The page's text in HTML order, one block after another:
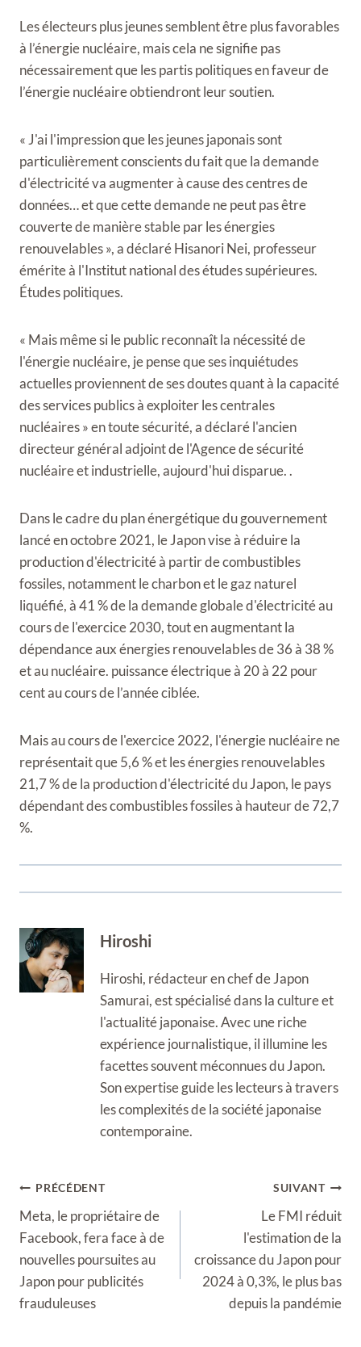
Les électeurs plus jeunes semblent être plus favorables
à l’énergie nucléaire, mais cela ne signifie pas
nécessairement que les partis politiques en faveur de
l’énergie nucléaire obtiendront leur soutien.
« J'ai l'impression que les jeunes japonais sont
particulièrement conscients du fait que la demande
d'électricité va augmenter à cause des centres de
données… et que cette demande ne peut pas être
couverte de manière stable par les énergies
renouvelables », a déclaré Hisanori Nei, professeur
émérite à l'Institut national des études supérieures.
Études politiques.
« Mais même si le public reconnaît la nécessité de
l'énergie nucléaire, je pense que ses inquiétudes
actuelles proviennent de ses doutes quant à la capacité
des services publics à exploiter les centrales
nucléaires » en toute sécurité, a déclaré l'ancien
directeur général adjoint de l'Agence de sécurité
nucléaire et industrielle, aujourd'hui disparue. .
Dans le cadre du plan énergétique du gouvernement
lancé en octobre 2021, le Japon vise à réduire la
production d'électricité à partir de combustibles
fossiles, notamment le charbon et le gaz naturel
liquéfié, à 41 % de la demande globale d'électricité au
cours de l'exercice 2030, tout en augmentant la
dépendance aux énergies renouvelables de 36 à 38 %
et au nucléaire. puissance électrique à 20 à 22 pour
cent au cours de l’année ciblée.
Mais au cours de l'exercice 2022, l'énergie nucléaire ne
représentait que 5,6 % et les énergies renouvelables
21,7 % de la production d'électricité du Japon, le pays
dépendant des combustibles fossiles à hauteur de 72,7
%.
Hiroshi
Hiroshi, rédacteur en chef de Japon
Samurai, est spécialisé dans la culture et
l'actualité japonaise. Avec une riche
expérience journalistique, il illumine les
facettes souvent méconnues du Japon.
Son expertise guide les lecteurs à travers
les complexités de la société japonaise
contemporaine.
Navigation
de
l’article
PRÉCÉDENT
Meta, le propriétaire de
Facebook, fera face à de
nouvelles poursuites au
Japon pour publicités
frauduleuses
SUIVANT
Le FMI réduit
l'estimation de la
croissance du Japon pour
2024 à 0,3%, le plus bas
depuis la pandémie